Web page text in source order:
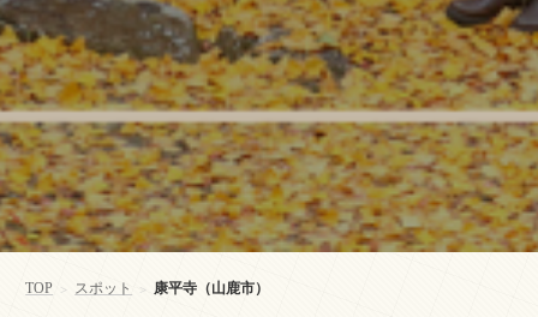
TOP > スポット > 康平寺（山鹿市）